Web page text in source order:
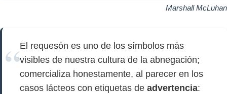
Marshall McLuhan
El requesón es uno de los símbolos más
visibles de nuestra cultura de la abnegación;
comercializa honestamente, al parecer en los
casos lácteos con etiquetas de advertencia: